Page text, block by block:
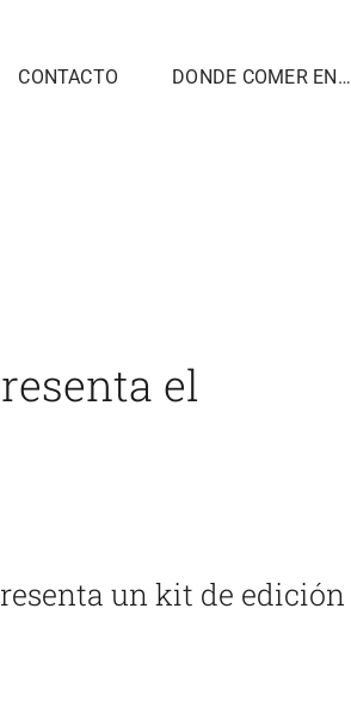
CONTACTO DONDE COMER EN…
el
un kit de edición